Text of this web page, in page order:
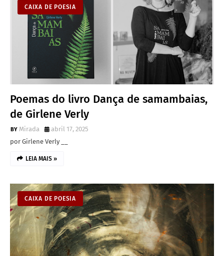
CAIXA DE POESIA
Poemas do livro Dança de samambaias,
de Girlene Verly
Mirada
abril 17, 2025
por Girlene Verly __
LEIA MAIS »
CAIXA DE POESIA